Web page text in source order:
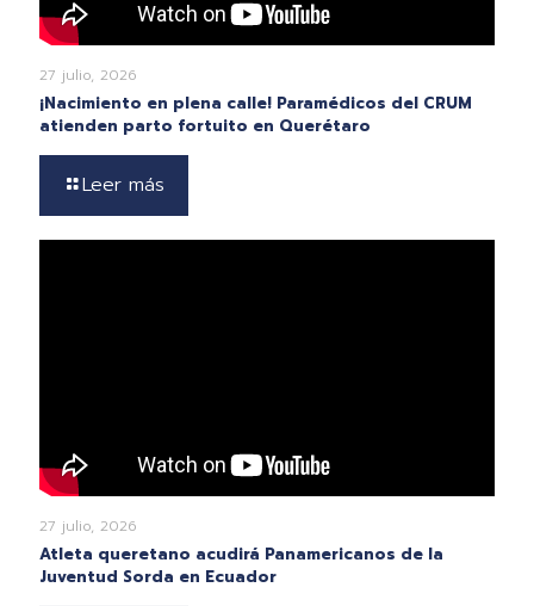
27 julio, 2026
¡Nacimiento en plena calle! Paramédicos del CRUM
atienden parto fortuito en Querétaro
Leer más
27 julio, 2026
Atleta queretano acudirá Panamericanos de la
Juventud Sorda en Ecuador